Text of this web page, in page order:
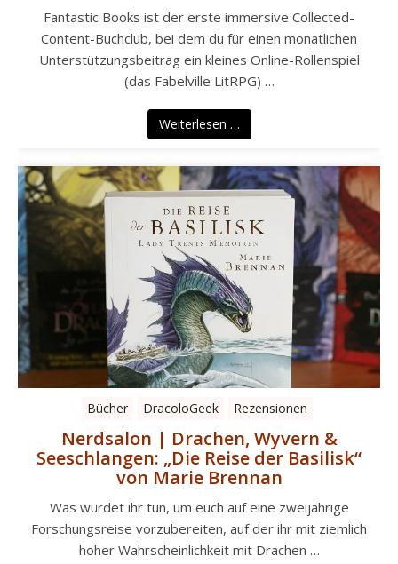
Fantastic Books ist der erste immersive Collected-
Content-Buchclub, bei dem du für einen monatlichen
Unterstützungsbeitrag ein kleines Online-Rollenspiel
(das Fabelville LitRPG) …
Weiterlesen …
Bücher DracoloGeek Rezensionen
Nerdsalon | Drachen, Wyvern &
Seeschlangen: „Die Reise der Basilisk“
von Marie Brennan
Was würdet ihr tun, um euch auf eine zweijährige
Forschungsreise vorzubereiten, auf der ihr mit ziemlich
hoher Wahrscheinlichkeit mit Drachen …